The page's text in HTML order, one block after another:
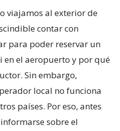
viajamos al exterior de
contar con
para poder reservar un
en el aeropuerto y por qué
Sin embargo,
local no funciona
países. Por eso, antes
sobre el